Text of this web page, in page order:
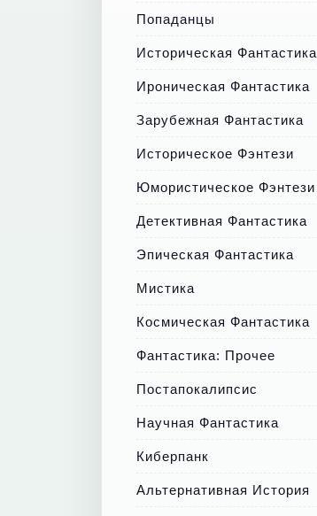
Попаданцы
Историческая Фантастика
Ироническая Фантастика
Зарубежная Фантастика
Историческое Фэнтези
Юмористическое Фэнтези
Детективная Фантастика
Эпическая Фантастика
Мистика
Космическая Фантастика
Фантастика: Прочее
Постапокалипсис
Научная Фантастика
Киберпанк
Альтернативная История